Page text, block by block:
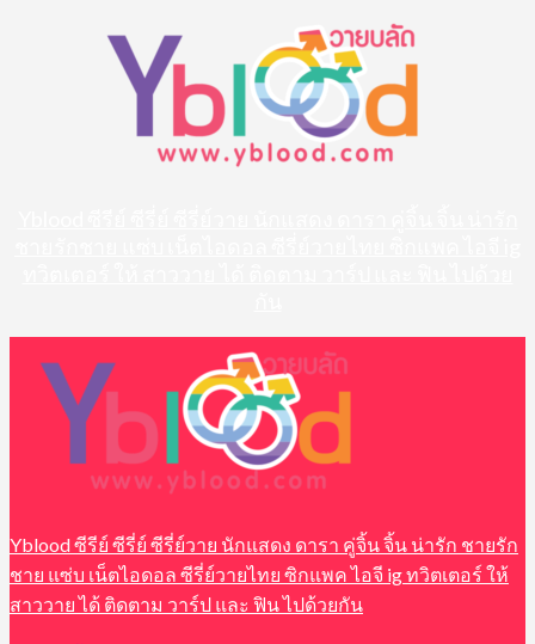
Menu
Yblood ซีรีย์ ซีรี่ย์ ซีรี่ย์วาย นักแสดง ดารา คู่จิ้น จิ้น น่ารัก ชายรัก
ชาย แซ่บ เน็ตไอดอล ซีรี่ย์วายไทย ซิกแพค ไอจี ig ทวิตเตอร์ ให้
สาววาย ได้ ติดตาม วาร์ป และ ฟิน ไปด้วยกัน